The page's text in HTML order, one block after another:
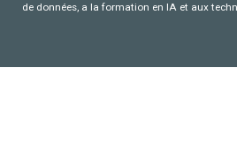
de données, a la formation en IA et aux